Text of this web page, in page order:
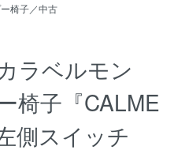
椅子／中古
ラベルモン
椅子『CALME
側スイッチ